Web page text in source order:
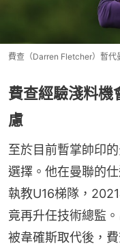
費查（Darren Fletcher）暫代
費查經驗淺料
慮
至於目前暫掌帥印
選擇。他在曼聯的
執教U16梯隊，
竟再升任技術總監
被韋確斯取代後，